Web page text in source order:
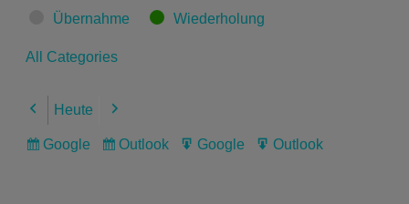
Übernahme Wiederholung
All Categories
Previous
Heute Next
Subscribe
Google
Subscribe
Outlook
Export
Google
Export
Outlook